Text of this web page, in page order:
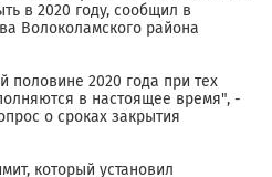
в 2020 году, сообщил в
Волоколамского района
половине 2020 года при тех
в настоящее время", -
о сроках закрытия
который установил